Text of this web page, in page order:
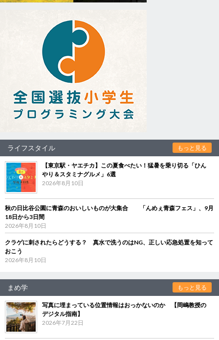
ライフスタイル もっと見る
【東京駅・ヤエチカ】この夏食べたい！猛暑を乗り切る「ひん
やり＆スタミナグルメ」6選
2026年8月10日
秋の日比谷公園に青森のおいしいものが大集合 「んめぇ青森フェス」、9月
18日から3日間
2026年8月10日
クラゲに刺されたらどうする？ 真水で洗うのはNG、正しい応急処置を知って
おこう
2026年8月10日
まめ学 もっと見る
写真に埋まっている位置情報はおっかないのか 【岡嶋教授の
デジタル指南】
2026年7月22日